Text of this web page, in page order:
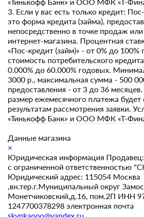
3. Если у вас есть только кредит:
это форма кредита (займа),
непосредственно в точке продаж или
интернет-магазина. Процентная
«Пос-кредит (займ)» - от 0% до 100%
стоимость потребительского
0.000% до 60.000% годовых.
3000 р., максимальная сумма - 500
предоставления - от 3 до 36
размер ежемесячного платежа будет
результатам рассмотрения заявки.
«Тинькофф Банк» и ООО МФК «Т-
Данные магазина
×
Юридическая информация
с ограниченной ответственностью
Юридический адрес: 115054 Москва
,вн.тер.г.Муниципальный округ
Монетчиковский,д.16, пом.2П ИНН
1247700378298 электронная почта